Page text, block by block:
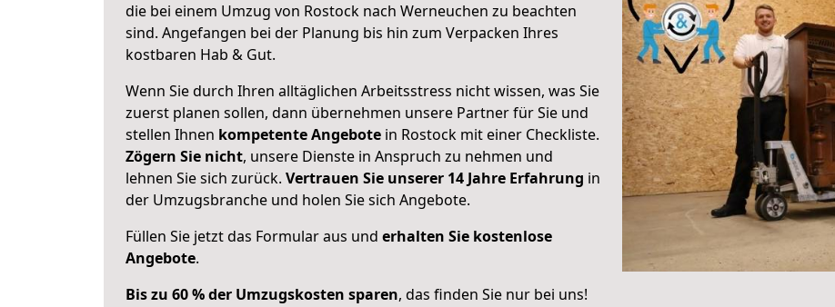
die bei einem Umzug von Rostock nach Werneuchen zu beachten
sind. Angefangen bei der Planung bis hin zum Verpacken Ihres
kostbaren Hab & Gut.
Wenn Sie durch Ihren alltäglichen Arbeitsstress nicht wissen, was Sie
zuerst planen sollen, dann übernehmen unsere Partner für Sie und
stellen Ihnen kompetente Angebote in Rostock mit einer Checkliste.
Zögern Sie nicht, unsere Dienste in Anspruch zu nehmen und
lehnen Sie sich zurück. Vertrauen Sie unserer 14 Jahre Erfahrung in
der Umzugsbranche und holen Sie sich Angebote.
Füllen Sie jetzt das Formular aus und erhalten Sie kostenlose
Angebote.
Bis zu 60 % der Umzugskosten sparen, das finden Sie nur bei uns!